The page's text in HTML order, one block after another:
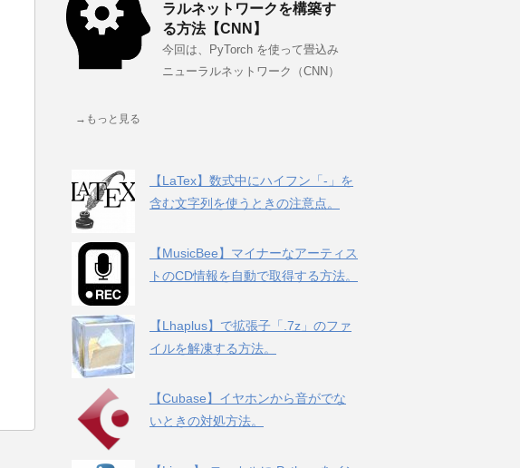
ラルネットワークを構築す
る方法【CNN】
今回は、PyTorch を使って畳込み
ニューラルネットワーク（CNN）
→もっと見る
【LaTex】数式中にハイフン「-」を
含む文字列を使うときの注意点。
【MusicBee】マイナーなアーティス
トのCD情報を自動で取得する方法。
【Lhaplus】で拡張子「.7z」のファ
イルを解凍する方法。
【Cubase】イヤホンから音がでな
いときの対処方法。